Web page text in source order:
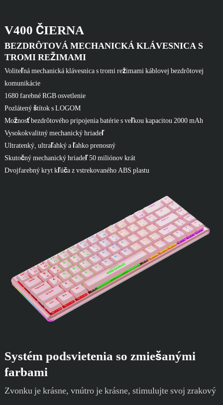
V400 ČIERNA
BEZDRÔTOVÁ MECHANICKÁ KLÁVESNICA S
TROMI REŽIMAMI
Voliteľná mechanická klávesnica s tromi režimami káblovej bezdrôtovej
komunikácie
1680 farebné RGB osvetlenie
Pozlátený štítok s LOGOM
Možnosť bezdrôtového pripojenia batérie s veľkou kapacitou 2000 mAh
Vysokokvalitný mechanický hriadeľ
Ultratenký, ultraľahký a ľahko prenosný
Skutočný mechanický hriadeľ 50 miliónov krát
Dvojfarebný kryt kľúča z vstrekovaného ABS plastu
Systém podsvietenia so zmiešanými
farbami
Zvonku je krásne, vnútro je krásne, stimulujte svoj zrakový